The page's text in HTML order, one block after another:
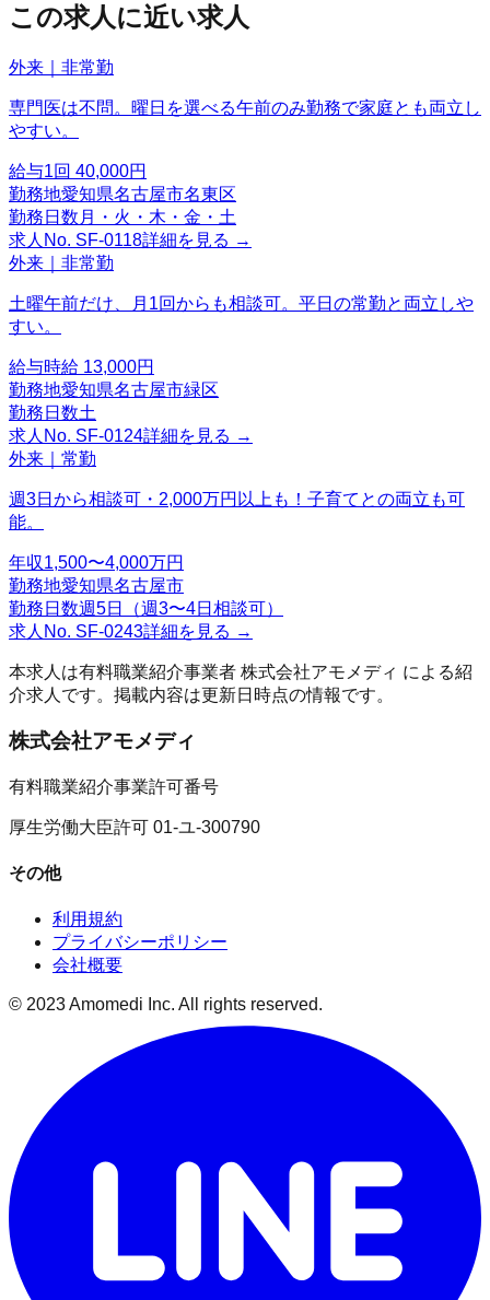
この求人に近い求人
外来｜非常勤
専門医は不問。曜日を選べる午前のみ勤務で家庭とも両立し
やすい。
給与1回 40,000円
勤務地愛知県名古屋市名東区
勤務日数 月・火・木・金・土
求人No. SF-0118詳細を見る →
外来｜非常勤
土曜午前だけ、月1回からも相談可。平日の常勤と両立しや
すい。
給与時給 13,000円
勤務地愛知県名古屋市緑区
勤務日数土
求人No. SF-0124詳細を見る →
外来｜常勤
週3日から相談可・2,000万円以上も！子育てとの両立も可
能。
年収1,500〜4,000万円
勤務地愛知県名古屋市
勤務日数週5日（週3〜4日相談可）
求人No. SF-0243詳細を見る →
本求人は有料職業紹介事業者 株式会社アモメディ による紹
介求人です。掲載内容は更新日時点の情報です。
株式会社アモメディ
有料職業紹介事業許可番号
厚生労働大臣許可 01-ユ-300790
その他
利用規約
プライバシーポリシー
会社概要
© 2023 Amomedi Inc. All rights reserved.